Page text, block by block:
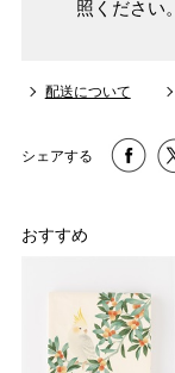
照ください。
配送について
シェアする
おすすめ